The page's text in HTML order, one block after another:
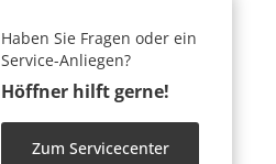
Haben Sie Fragen oder ein
Service-Anliegen?
Höffner hilft gerne!
Zum Servicecenter